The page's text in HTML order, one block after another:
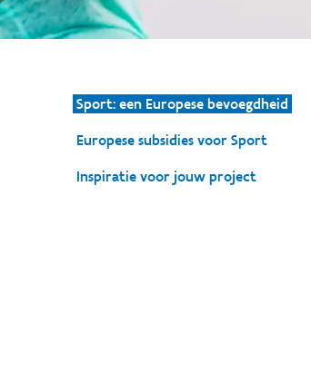
Sport: een Europese bevoegdheid
Europese subsidies voor Sport
Inspiratie voor jouw project